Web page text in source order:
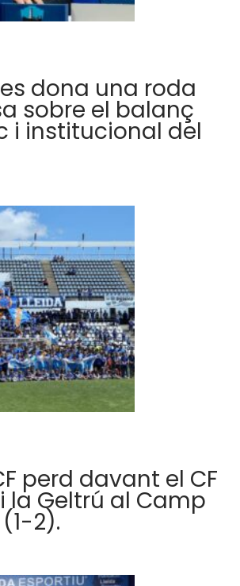
dona una roda
sobre el balanç
i institucional del
perd davant el CF
la Geltrú al Camp
2).